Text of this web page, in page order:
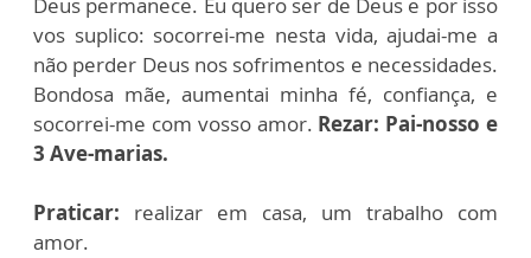
Deus permanece. Eu quero ser de Deus e por isso
vos suplico: socorrei-me nesta vida, ajudai-me a
não perder Deus nos sofrimentos e necessidades.
Bondosa mãe, aumentai minha fé, confiança, e
socorrei-me com vosso amor. Rezar: Pai-nosso e
3 Ave-marias.
Praticar: realizar em casa, um trabalho com
amor.